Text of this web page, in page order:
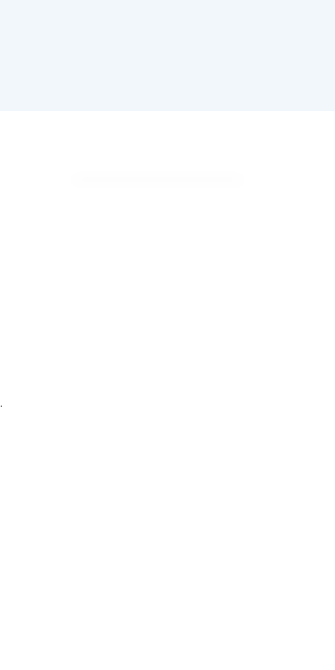
.